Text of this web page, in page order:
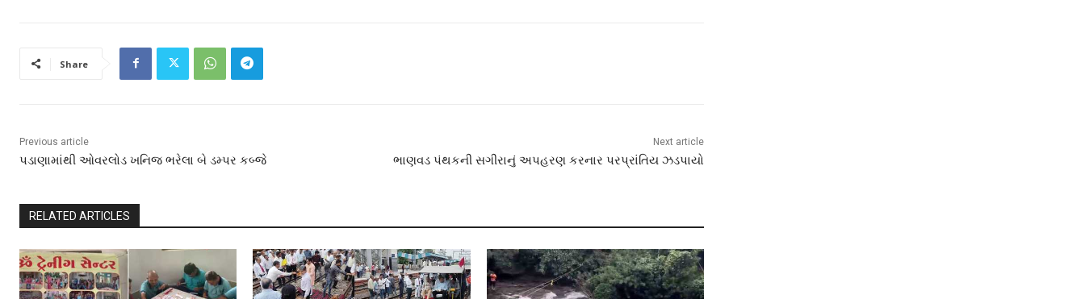
Share
Previous article
પડાણામાંથી ઓવરલોડ ખનિજ ભરેલા બે ડમ્પર કબ્જે
Next article
ભાણવડ પંથકની સગીરાનું અપહરણ કરનાર પરપ્રાંતિય ઝડપાયો
RELATED ARTICLES